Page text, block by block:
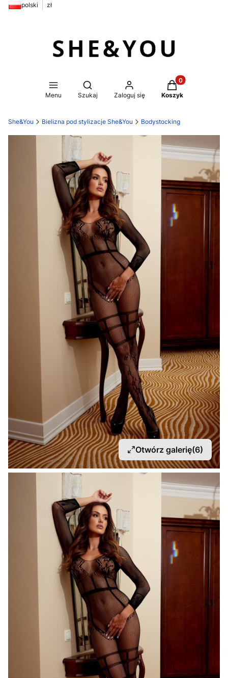
polski zł
Menu
Otwórz wyszukiwarkę
Szukaj Zaloguj się
Produkty w
Koszyk
She&You Bielizna pod stylizacje She&You Bodystocking
Otwórz galerię(6)